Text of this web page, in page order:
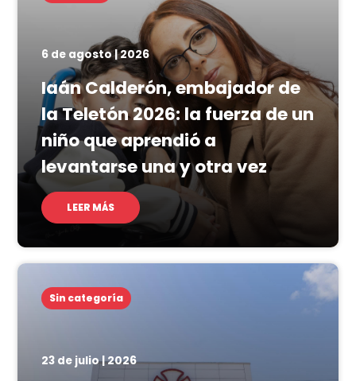
6 de agosto | 2026
Iaán Calderón, embajador de
la Teletón 2026: la fuerza de un
niño que aprendió a
levantarse una y otra vez
LEER MÁS
Sin categoría
23 de julio | 2026